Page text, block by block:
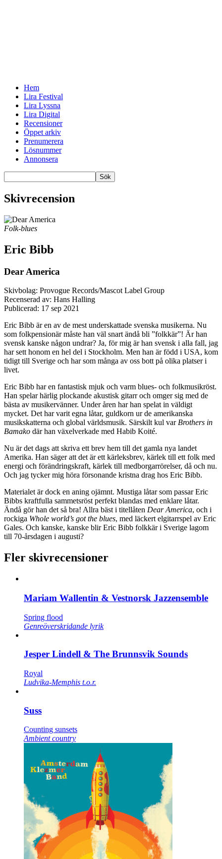
Hem
Lira Festival
Lira Lyssna
Lira Digital
Recensioner
Öppet arkiv
Prenumerera
Lösnummer
Annonsera
Skivrecension
Folk-blues
Eric Bibb
Dear America
Skivbolag: Provogue Records/Mascot Label Group
Recenserad av: Hans Halling
Publicerad: 17 sep 2021
Eric Bibb är en av de mest underskattade svenska musikerna. Nu
som folkpensionär måste han väl snart ändå bli ”folkkär”! Är han
svensk kanske någon undrar? Ja, för mig är han svensk i alla fall, jag
har sett honom en hel del i Stockholm. Men han är född i USA, kom
tidigt till Sverige och har som många av oss bott på olika platser i
livet.
Eric Bibb har en fantastisk mjuk och varm blues- och folkmusikröst.
Han spelar härlig plockande akustisk gitarr och omger sig med de
bästa av musikervänner. Under åren har han spelat in väldigt
mycket. Det har varit egna låtar, guldkorn ur de amerikanska
musikskatterna och global världsmusik. Särskilt kul var Brothers in
Bamako där han växelverkade med Habib Koité.
Nu är det dags att skriva ett brev hem till det gamla nya landet
Amerika. Han säger att det är ett kärleksbrev, kärlek till ett folk med
energi och förändringskraft, kärlek till medborgarrörelser, då och nu.
Och jag tycker mig höra försonande kristna drag hos Eric Bibb.
Materialet är dock en aning ojämnt. Mustiga låtar som passar Eric
Bibbs kraftfulla sammetsröst perfekt blandas med enklare låtar.
Ändå gör han det så bra! Allra bäst i titellåten Dear America, och i
rockiga Whole world’s got the blues, med läckert elgitarrspel av Eric
Gales. Och kanske, kanske blir Eric Bibb folkkär i Sverige lagom
till 70-årsdagen i augusti?
Fler skivrecensioner
Mariam Wallentin & Vestnorsk Jazzensemble
Spring flood
Genreöverskridande lyrik
Jesper Lindell & The Brunnsvik Sounds
Royal
Ludvika-Memphis t.o.r.
Suss
Counting sunsets
Ambient country